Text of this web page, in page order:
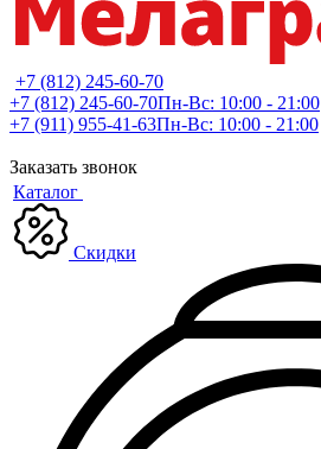
+7 (812) 245-60-70
+7 (812) 245-60-70Пн-Вс: 10:00 - 21:00
+7 (911) 955-41-63Пн-Вс: 10:00 - 21:00
Заказать звонок
Каталог
Скидки